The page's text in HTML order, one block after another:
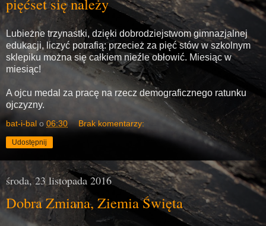
Lubieżne trzynastki, dzięki dobrodziejstwom gimnazjalnej
edukacji, liczyć potrafią: przecież za pięć stów w szkolnym
sklepiku można się całkiem nieźle obłowić. Miesiąc w
miesiąc!
A ojcu medal za pracę na rzecz demograficznego ratunku
ojczyzny.
bat-i-bal o 06:30 Brak komentarzy:
Udostępnij
środa, 23 listopada 2016
Dobra Zmiana, Ziemia Święta